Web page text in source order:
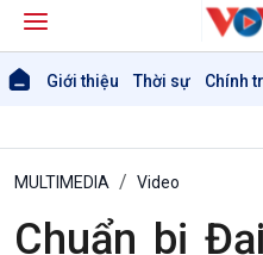
Giới thiệu Thời sự Chính
MULTIMEDIA Video
Chuẩn bị